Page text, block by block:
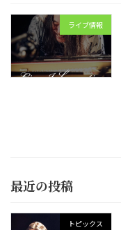
ライブ情報
最近の投稿
トピックス